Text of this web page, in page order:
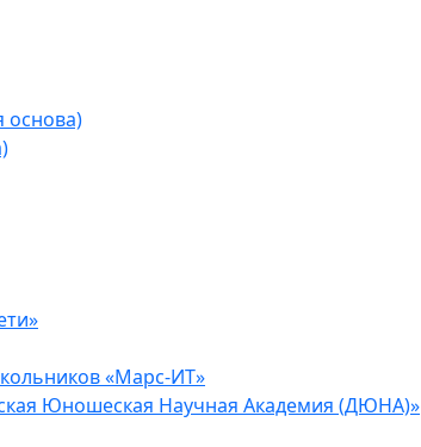
основа)
«Марс-ИТ»
Юношеская Научная Академия (ДЮНА)»